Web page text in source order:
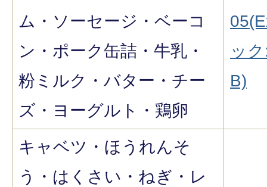
ム・ソーセージ・ベーコ
ン・ポーク缶詰・牛乳・
粉ミルク・バター・チー
ズ・ヨーグルト・鶏卵
ッ
B)
キャベツ・ほうれんそ
う・はくさい・ねぎ・レ